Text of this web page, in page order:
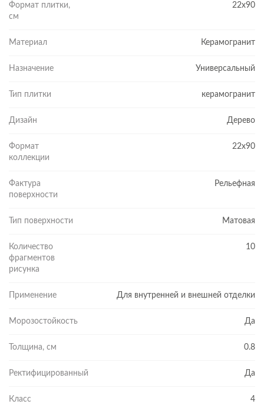
Формат плитки,
см
22x90
Материал Керамогранит
Назначение Универсальный
Тип плитки керамогранит
Дизайн Дерево
Формат
коллекции
22x90
Фактура
поверхности
Рельефная
Тип поверхности Матовая
Количество
фрагментов
рисунка
10
Применение Для внутренней и внешней отделки
Морозостойкость Да
Толщина, см 0.8
Ректифицированный Да
Класс
4